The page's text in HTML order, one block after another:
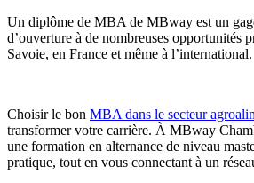
Un diplôme de MBA de MBway est un
d’ouverture à de nombreuses opportunités
Savoie, en France et même à l’international.
Choisir le bon MBA dans le secteur
transformer votre carrière. À MBway
une formation en alternance de niveau
pratique, tout en vous connectant à un